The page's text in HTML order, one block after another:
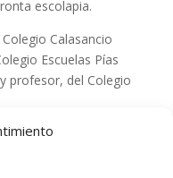
escolapia.
Calasancio
Escuelas Pías
profesor, del Colegio
vivos de